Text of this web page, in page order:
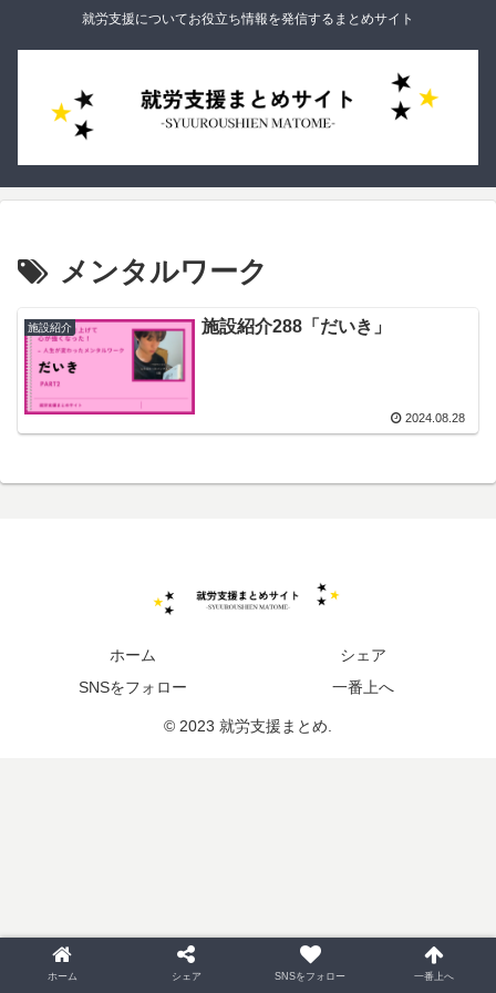
就労支援についてお役立ち情報を発信するまとめサイト
メンタルワーク
施設紹介 施設紹介288「だいき」
2024.08.28
ホーム
シェア
SNSをフォロー
一番上へ
© 2023 就労支援まとめ.
ホーム シェア SNSをフォロー 一番上へ